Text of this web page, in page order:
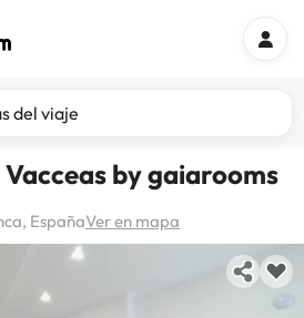
del viaje
by gaiarooms
EspañaVer en mapa